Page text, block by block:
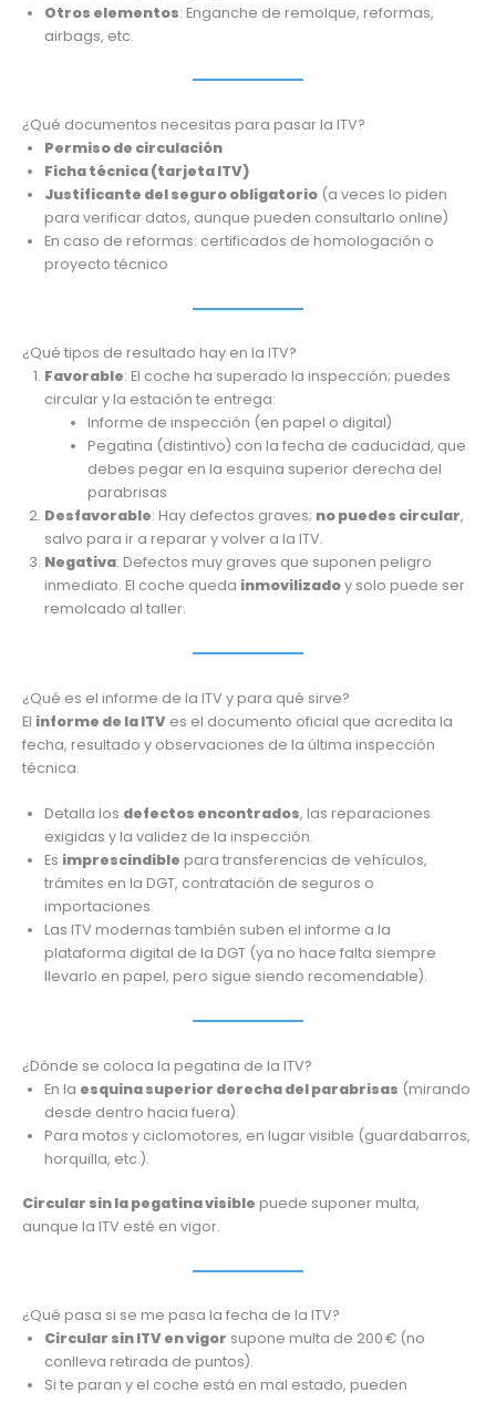
Otros elementos: Enganche de remolque, reformas,
airbags, etc.
¿Qué documentos necesitas para pasar la ITV?
Permiso de circulación
Ficha técnica (tarjeta ITV)
Justificante del seguro obligatorio (a veces lo piden
para verificar datos, aunque pueden consultarlo online)
En caso de reformas: certificados de homologación o
proyecto técnico
¿Qué tipos de resultado hay en la ITV?
Favorable: El coche ha superado la inspección; puedes
circular y la estación te entrega:
Informe de inspección (en papel o digital)
Pegatina (distintivo) con la fecha de caducidad, que
debes pegar en la esquina superior derecha del
parabrisas
Desfavorable: Hay defectos graves; no puedes circular,
salvo para ir a reparar y volver a la ITV.
Negativa: Defectos muy graves que suponen peligro
inmediato. El coche queda inmovilizadoy solo puede ser
remolcado al taller.
¿Qué es el informe de la ITV y para qué sirve?
El informe de la ITV es el documento oficial que acredita la
fecha, resultado y observaciones de la última inspección
técnica.
Detalla los defectos encontrados, las reparaciones
exigidas y la validez de la inspección.
Es imprescindible para transferencias de vehículos,
trámites en la DGT, contratación de seguros o
importaciones.
Las ITV modernas también suben el informe a la
plataforma digital de la DGT (ya no hace falta siempre
llevarlo en papel, pero sigue siendo recomendable).
¿Dónde se coloca la pegatina de la ITV?
En la esquina superior derecha del parabrisas (mirando
desde dentro hacia fuera).
Para motos y ciclomotores, en lugar visible (guardabarros,
horquilla, etc.).
Circular sin la pegatina visible puede suponer multa,
aunque la ITV esté en vigor.
¿Qué pasa si se me pasa la fecha de la ITV?
Circular sin ITV en vigor supone multa de 200 € (no
conlleva retirada de puntos).
Si te paran y el coche está en mal estado, pueden